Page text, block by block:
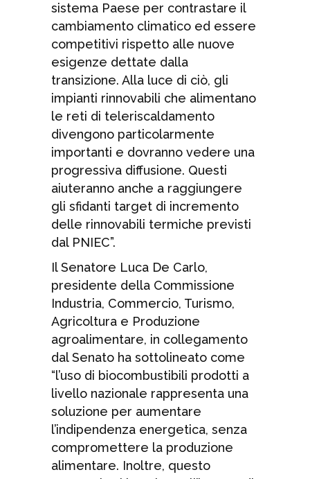
sistema Paese per contrastare il
cambiamento climatico ed essere
competitivi rispetto alle nuove
esigenze dettate dalla
transizione. Alla luce di ciò, gli
impianti rinnovabili che alimentano
le reti di teleriscaldamento
divengono particolarmente
importanti e dovranno vedere una
progressiva diffusione. Questi
aiuteranno anche a raggiungere
gli sfidanti target di incremento
delle rinnovabili termiche previsti
dal PNIEC”.
Il Senatore Luca De Carlo,
presidente della Commissione
Industria, Commercio, Turismo,
Agricoltura e Produzione
agroalimentare, in collegamento
dal Senato ha sottolineato come
“l’uso di biocombustibili prodotti a
livello nazionale rappresenta una
soluzione per aumentare
l’indipendenza energetica, senza
compromettere la produzione
alimentare. Inoltre, questo